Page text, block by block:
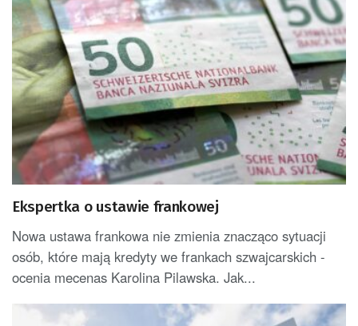
Ekspertka o ustawie frankowej
Nowa ustawa frankowa nie zmienia znacząco sytuacji
osób, które mają kredyty we frankach szwajcarskich -
ocenia mecenas Karolina Pilawska. Jak...